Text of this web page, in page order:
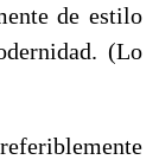
de estilo
(Lo